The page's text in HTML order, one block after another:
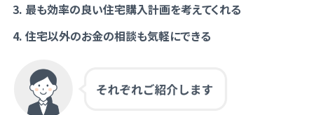
最も効率の良い住宅購入計画を考えてくれる
住宅以外のお金の相談も気軽にできる